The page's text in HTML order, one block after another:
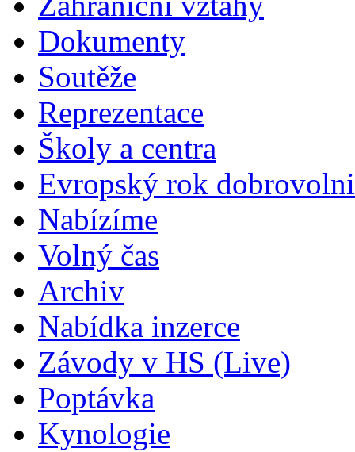
Dokumenty
Soutěže
Reprezentace
Školy a centra
Evropský rok
Nabízíme
Volný čas
Archiv
Nabídka inzerce
Závody v HS (Live)
Poptávka
Kynologie